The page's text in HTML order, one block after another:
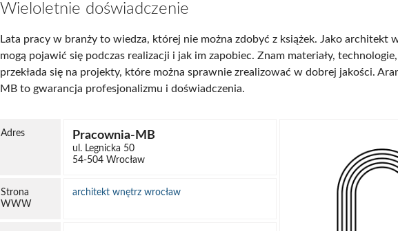
Wieloletnie doświadczenie
Lata pracy w branży to wiedza, której nie można zdobyć z książek. Jako architekt
mogą pojawić się podczas realizacji i jak im zapobiec. Znam materiały,
przekłada się na projekty, które można sprawnie zrealizować w dobrej jakości.
MB to gwarancja profesjonalizmu i doświadczenia.
Adres Pracownia-MB
ul. Legnicka 50
54-504 Wrocław
Strona
WWW
architekt wnętrz wrocław